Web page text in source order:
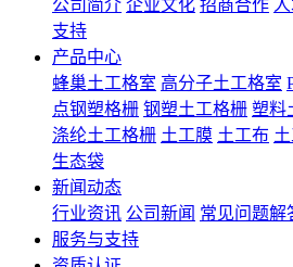
公司简介 企业文化 招商合作
支持
产品中心
蜂巢土工格室 高分子土工格室
点钢塑格栅 钢塑土工格栅 塑料
涤纶土工格栅 土工膜 土工布
生态袋
新闻动态
行业资讯 公司新闻 常见问题解
服务与支持